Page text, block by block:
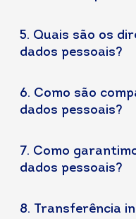
5. Quais são os
dados pessoais?
6. Como são
dados pessoais?
7. Como
dados pessoais?
8. Transferência